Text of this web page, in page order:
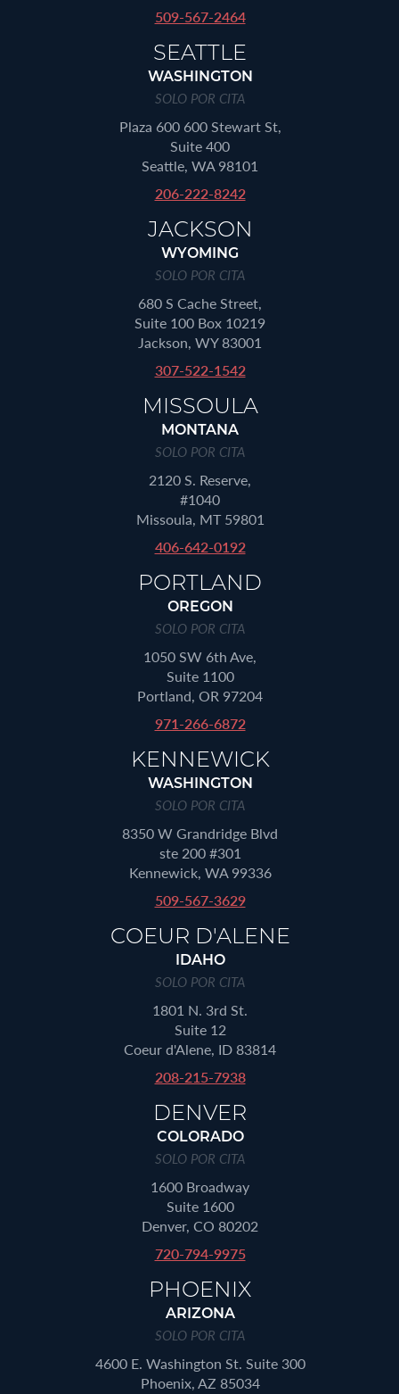
509-567-2464
SEATTLE
WASHINGTON
SOLO POR CITA
Plaza 600 600 Stewart St,
Suite 400
Seattle, WA 98101
206-222-8242
JACKSON
WYOMING
SOLO POR CITA
680 S Cache Street,
Suite 100 Box 10219
Jackson, WY 83001
307-522-1542
MISSOULA
MONTANA
SOLO POR CITA
2120 S. Reserve,
#1040
Missoula, MT 59801
406-642-0192
PORTLAND
OREGON
SOLO POR CITA
1050 SW 6th Ave,
Suite 1100
Portland, OR 97204
971-266-6872
KENNEWICK
WASHINGTON
SOLO POR CITA
8350 W Grandridge Blvd
ste 200 #301
Kennewick, WA 99336
509-567-3629
COEUR D'ALENE
IDAHO
SOLO POR CITA
1801 N. 3rd St.
Suite 12
Coeur d'Alene, ID 83814
208-215-7938
DENVER
COLORADO
SOLO POR CITA
1600 Broadway
Suite 1600
Denver, CO 80202
720-794-9975
PHOENIX
ARIZONA
SOLO POR CITA
4600 E. Washington St. Suite 300
Phoenix, AZ 85034